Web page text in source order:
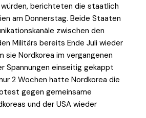
berichteten die staatlich
am Donnerstag. Beide Staaten
zwischen den
Militärs bereits Ende Juli wieder
sie Nordkorea im vergangenen
Spannungen einseitig gekappt
2 Wochen hatte Nordkorea die
gegen gemeinsame
und der USA wieder